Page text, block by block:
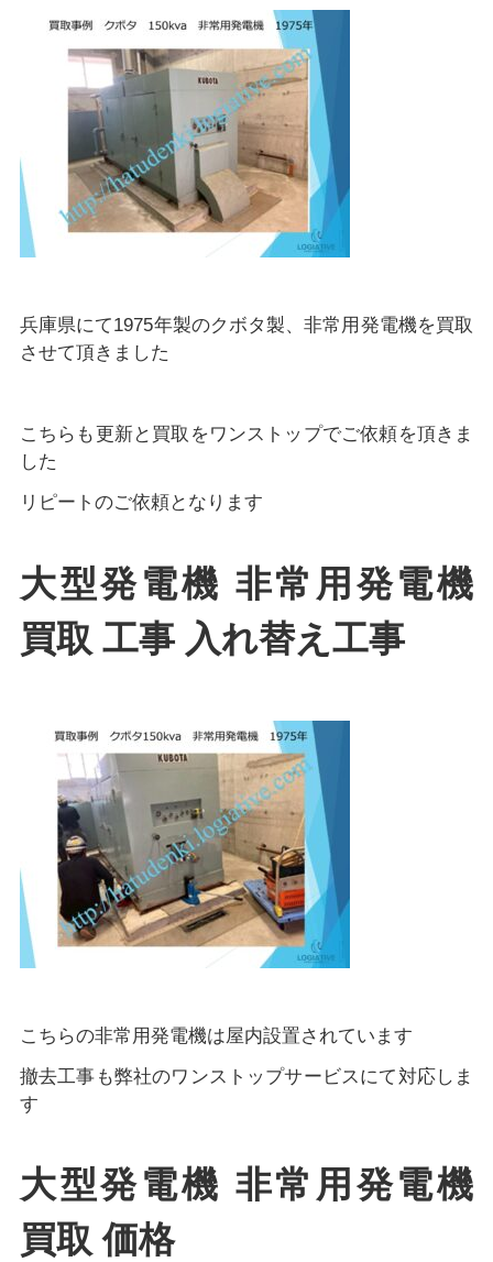
兵庫県にて1975年製のクボタ製、非常用発電機を買取
させて頂きました
こちらも更新と買取をワンストップでご依頼を頂きま
した
リピートのご依頼となります
大型発電機 非常用発電機
買取 工事 入れ替え工事
こちらの非常用発電機は屋内設置されています
撤去工事も弊社のワンストップサービスにて対応しま
す
大型発電機 非常用発電機
買取 価格